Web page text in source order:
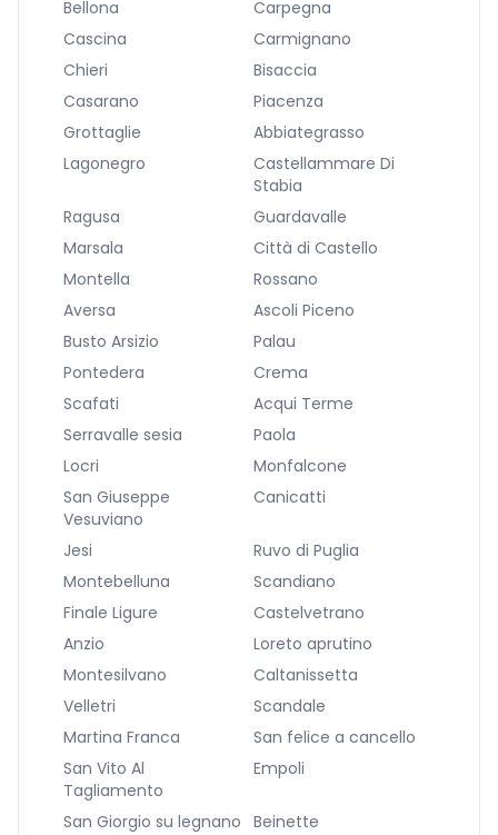
Bellona
Carpegna
Cascina
Carmignano
Chieri
Bisaccia
Casarano
Piacenza
Grottaglie
Abbiategrasso
Lagonegro
Castellammare Di
Stabia
Ragusa
Guardavalle
Marsala
Città di Castello
Montella
Rossano
Aversa
Ascoli Piceno
Busto Arsizio
Palau
Pontedera
Crema
Scafati
Acqui Terme
Serravalle sesia
Paola
Locri
Monfalcone
San Giuseppe
Vesuviano
Canicatti
Jesi
Ruvo di Puglia
Montebelluna
Scandiano
Finale Ligure
Castelvetrano
Anzio
Loreto aprutino
Montesilvano
Caltanissetta
Velletri
Scandale
Martina Franca
San felice a cancello
San Vito Al
Tagliamento
Empoli
San Giorgio su legnano Beinette